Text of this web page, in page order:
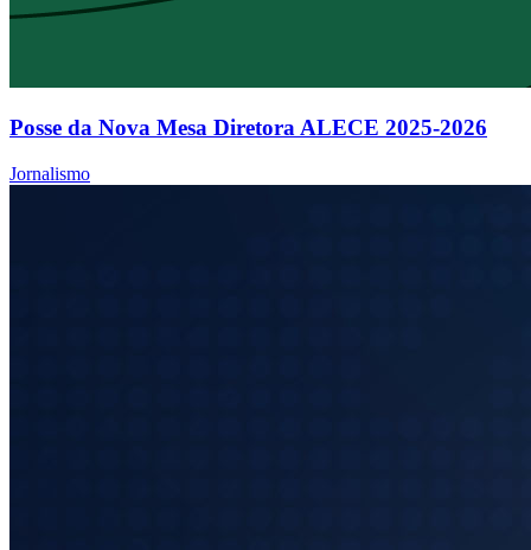
Posse da Nova Mesa Diretora ALECE 2025-2026
Jornalismo